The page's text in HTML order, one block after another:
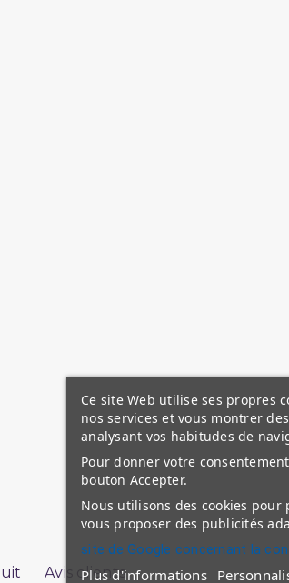
Avis clients
Ce site Web utilise ses propres
nos services et vous montrer
analysant vos habitudes de
Pour donner votre
bouton Accepter.
Nous utilisons des cookies
vous proposer des publicités
site de Google concernant la
Plus d'informations